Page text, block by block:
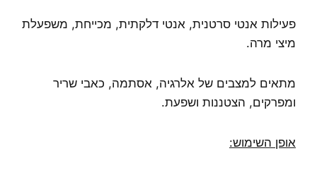
פעילות אנטי סרטנית, אנטי דלקתית, מכייחת, משפעלת
מיצי מרה.
מתאים למצבים של אלרגיה, אסתמה, כאבי שריר
ומפרקים, הצטננות ושפעת.
אופן השימוש: